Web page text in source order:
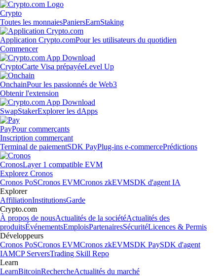
Crypto
Toutes les monnaiesPaniersEarnStaking
Application Crypto.comPour les utilisateurs du quotidien
Commencer
CryptoCarte Visa prépayéeLevel Up
OnchainPour les passionnés de Web3
Obtenir l'extension
SwapStakerExplorer les dApps
PayPour commerçants
Inscription commerçant
Terminal de paiementSDK PayPlug-ins e-commercePrédictions
CronosLayer 1 compatible EVM
Explorez Cronos
Cronos PoSCronos EVMCronos zkEVMSDK d'agent IA
Explorer
AffiliationInstitutionsGarde
Crypto.com
À propos de nousActualités de la sociétéActualités des
produitsÉvénementsEmploisPartenairesSécuritéLicences & Permis
Développeurs
Cronos PoSCronos EVMCronos zkEVMSDK PaySDK d'agent
IAMCP ServersTrading Skill Repo
Learn
LearnBitcoinRechercheActualités du marché